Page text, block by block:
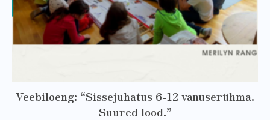
Veebiloeng: “Sissejuhatus 6-12 vanuserühma.
Suured lood.”